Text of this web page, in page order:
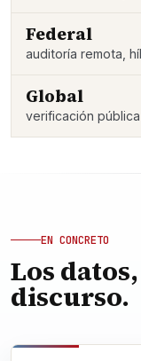
Federal
auditoría remota,
Global
verificación
EN CONCRETO
Los
discurso.